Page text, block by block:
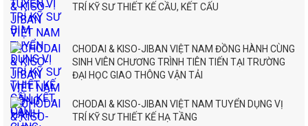
TRÍ KỸ SƯ THIẾT KẾ CẦU, KẾT CẤU
CHODAI & KISO-JIBAN VIỆT NAM ĐỒNG HÀNH CÙNG
SINH VIÊN CHƯƠNG TRÌNH TIÊN TIẾN TẠI TRƯỜNG
ĐẠI HỌC GIAO THÔNG VẬN TẢI
CHODAI & KISO-JIBAN VIỆT NAM TUYỂN DỤNG VỊ
TRÍ KỸ SƯ THIẾT KẾ HẠ TẦNG